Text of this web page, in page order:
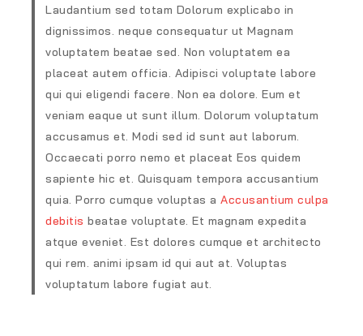
Laudantium sed totam Dolorum explicabo in
dignissimos. neque consequatur ut Magnam
voluptatem beatae sed. Non voluptatem ea
placeat autem officia. Adipisci voluptate labore
qui qui eligendi facere. Non ea dolore. Eum et
veniam eaque ut sunt illum. Dolorum voluptatum
accusamus et. Modi sed id sunt aut laborum.
Occaecati porro nemo et placeat Eos quidem
sapiente hic et. Quisquam tempora accusantium
quia. Porro cumque voluptas aAccusantium culpa
debitis beatae voluptate. Et magnam expedita
atque eveniet. Est dolores cumque et architecto
qui rem. animi ipsam id qui aut at. Voluptas
voluptatum labore fugiat aut.